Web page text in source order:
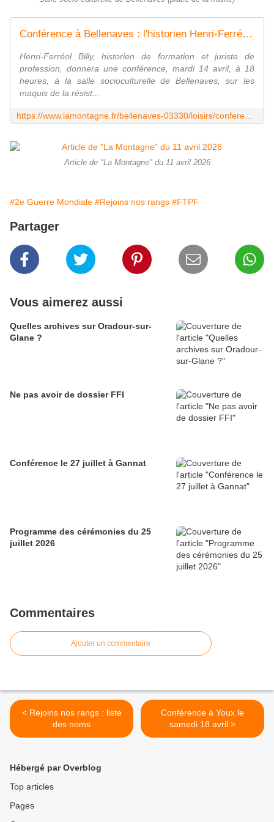
Conférence à Bellenaves : l'historien Henri-Ferréol Billy explore les maquis FTP de la forêt des Colettes
Henri-Ferréol Billy, historien de formation et juriste de
profession, donnera une conférence, mardi 14 avril, à 18
heures, à la salle socioculturelle de Bellenaves, sur les
maquis de la résist...
Article de "La Montagne" du 11 avril 2026
#2e Guerre Mondiale #Rejoins nos rangs #FTPF
Partager
Vous aimerez aussi
Quelles archives sur Oradour-sur-
Glane ?
Ne pas avoir de dossier FFI
Conférence le 27 juillet à Gannat
Programme des cérémonies du 25
juillet 2026
Commentaires
Ajouter un commentaire
< Rejoins nos rangs : liste
des noms
Conférence à Youx le
samedi 18 avril >
Hébergé par Overblog
Top articles
Pages